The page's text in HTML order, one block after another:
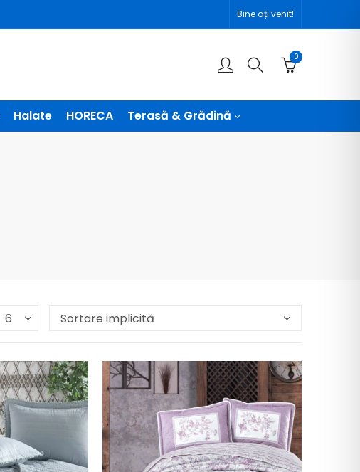
Bine ați venit!
0
Halate HORECA Terasă & Grădină